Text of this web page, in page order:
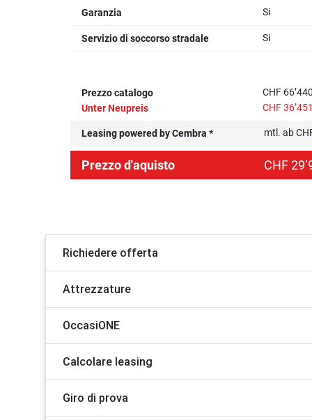
Garanzia Si
Servizio di soccorso stradale Si
Prezzo catalogo
CHF
Unter Neupreis
CHF
Leasing powered by Cembra * mtl. ab
Prezzo d'aquisto CHF
Richiedere offerta
Attrezzature
OccasiONE
Calcolare leasing
Giro di prova